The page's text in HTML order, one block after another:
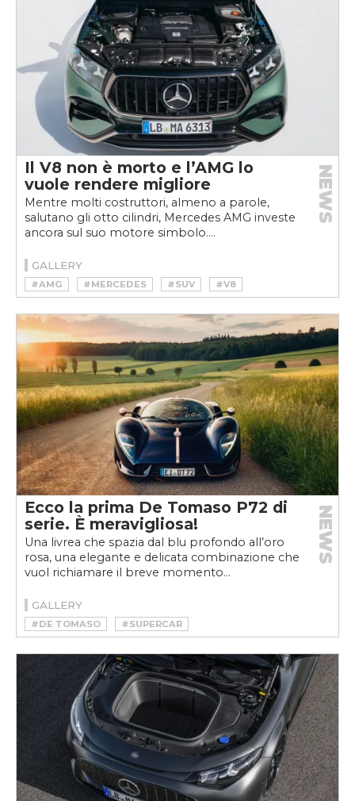
Il V8 non è morto e l’AMG lo
vuole rendere migliore
Mentre molti costruttori, almeno a parole,
salutano gli otto cilindri, Mercedes AMG investe
ancora sul suo motore simbolo....
NEWS
GALLERY
#AMG #MERCEDES #SUV #V8
Ecco la prima De Tomaso P72 di
serie. È meravigliosa!
Una livrea che spazia dal blu profondo all’oro
rosa, una elegante e delicata combinazione che
vuol richiamare il breve momento...
NEWS
GALLERY
#DE TOMASO #SUPERCAR